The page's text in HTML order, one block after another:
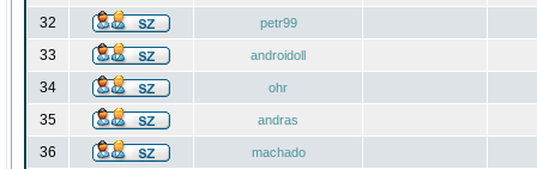
32 petr99
33 androidoll
34 ohr
35 andras
36 machado